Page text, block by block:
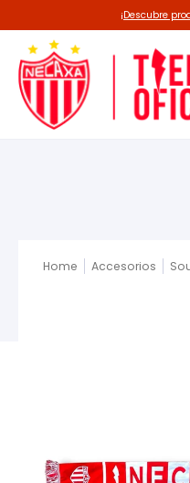
Línea 26-27¡Descubre
Home Accesorios